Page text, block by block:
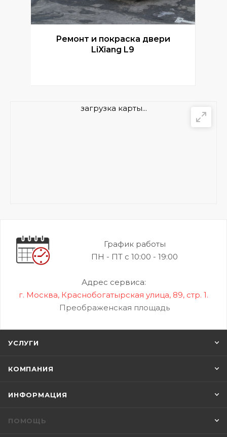
Ремонт и покраска двери
LiXiang L9
загрузка карты...
График работы
ПН - ПТ с 10:00 - 19:00
Адрес сервиса:
г. Москва, Краснобогатырская улица, 89, стр. 1.
Преображенская площадь
УСЛУГИ
КОМПАНИЯ
ИНФОРМАЦИЯ
ПОМОЩЬ